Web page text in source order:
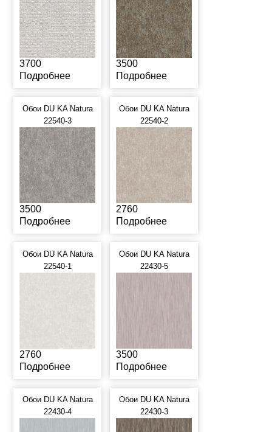
3700
Подробнее
3500
Подробнее
Обои DU KA Natura
22540-3
3500
Подробнее
Обои DU KA Natura
22540-2
2760
Подробнее
Обои DU KA Natura
22540-1
2760
Подробнее
Обои DU KA Natura
22430-5
3500
Подробнее
Обои DU KA Natura
22430-4
Обои DU KA Natura
22430-3